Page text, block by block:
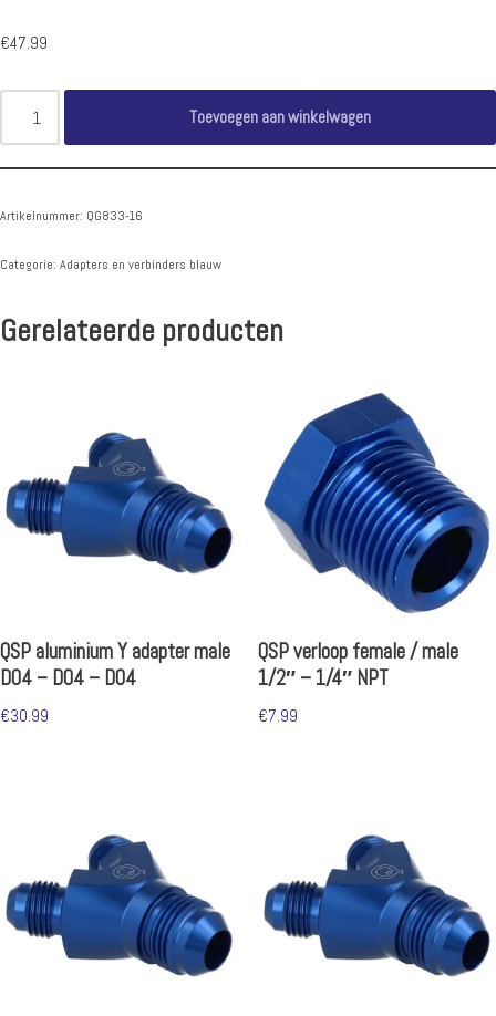
€47.99
Toevoegen aan winkelwagen
Artikelnummer: QG833-16
Categorie: Adapters en verbinders blauw
Gerelateerde producten
QSP aluminium Y adapter male
D04 – D04 – D04
€30.99
QSP verloop female / male
1/2″ – 1/4″ NPT
€7.99